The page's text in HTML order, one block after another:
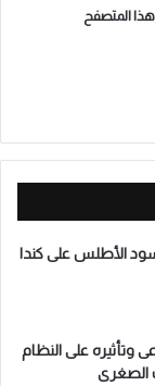
هذا المتصفح
الأطلس على كندا
وتأثيره على النظام
الصغرى